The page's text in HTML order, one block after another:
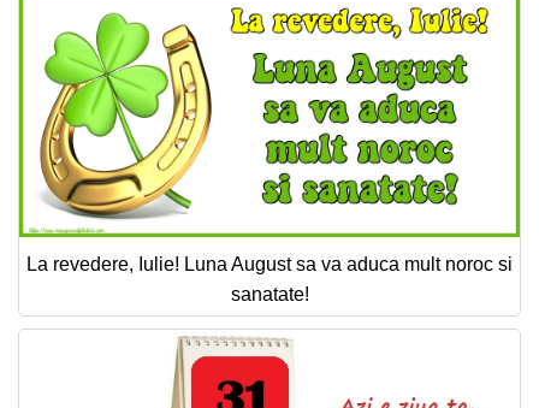
La revedere, Iulie! Luna August sa va aduca mult noroc si
sanatate!